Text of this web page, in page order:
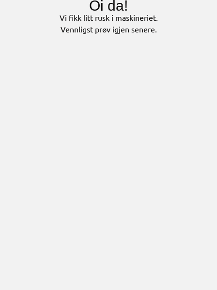
Oi da!
Vi fikk litt rusk i maskineriet.
Vennligst prøv igjen senere.